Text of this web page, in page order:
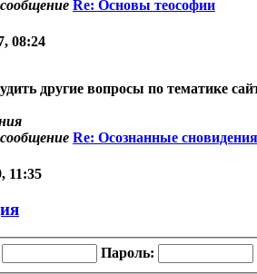
Re: Основы теософии
08:24
другие вопросы по тематике
Re: Осознанные
11:35
Пароль: